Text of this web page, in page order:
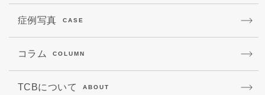
症例写真 CASE
コラム COLUMN
TCBについて ABOUT